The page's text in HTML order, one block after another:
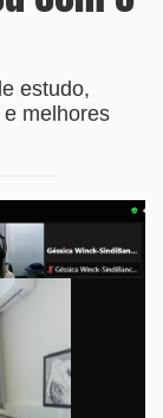
estudo,
melhores